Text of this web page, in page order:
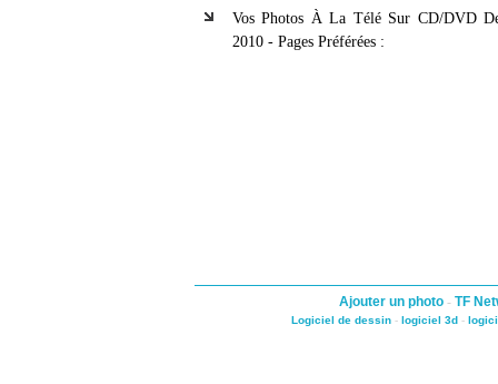
Vos Photos À La Télé Sur CD/DVD
2010 - Pages Préférées :
Ajouter un photo - TF
Logiciel de dessin - logiciel 3d -